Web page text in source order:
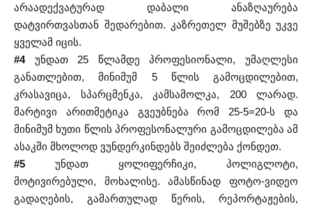
არაადექვატურად დაბალი ანაზღაურება
დატვირთვასთან შედარებით. კაზრეთელ მუშებზე უკვე
ყველამ იცის.
#4უნდათ 25 წლამდე პროფესიონალი, უმაღლესი
განათლებით, მინიმუმ 5 წლის გამოცდილებით,
კრასავიცა, სპარცმენკა, კამსამოლკა, 200 ლარად.
მარტივი არითმეტიკა გვეუბნება რომ 25-5=20-ს და
მინიმუმ ხუთი წლის პროფესონალური გამოცდილება ამ
ასაკში მხოლოდ ვუნდერკინდებს შეიძლება ქონდეთ.
#5 უნდათ ყოლიფერჩიკი, პოლიგლოტი,
მოტივირებული, მოხალისე. ამასწინად ფოტო-ვიდეო
გადაღების, გამართულად წერის, რეპორტაჟების,